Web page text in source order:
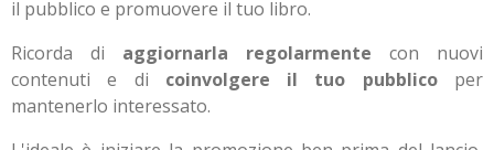
il pubblico e promuovere il tuo libro.
Ricorda di aggiornarla regolarmente con nuovi
contenuti e di coinvolgere il tuo pubblicoper
mantenerlo interessato.